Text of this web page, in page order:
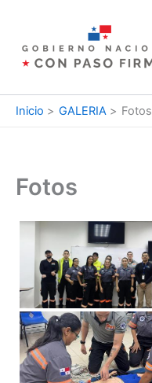
contenido
Inicio GALERIA Fotos
Fotos